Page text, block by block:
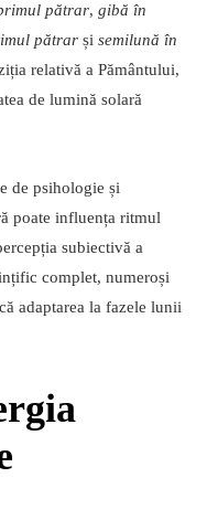
pătrar, gibă în
pătrar și semilună în
relativă a Pământului,
de lumină solară
de psihologie și
poate influența ritmul
subiectivă a
complet, numeroși
adaptarea la fazele lunii